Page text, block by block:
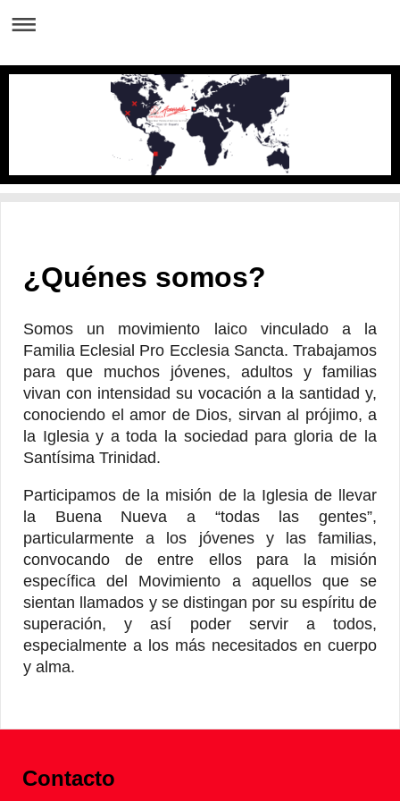
¿Quénes somos?
Somos un movimiento laico vinculado a la
Familia Eclesial Pro Ecclesia Sancta. Trabajamos
para que muchos jóvenes, adultos y familias
vivan con intensidad su vocación a la santidad y,
conociendo el amor de Dios, sirvan al prójimo, a
la Iglesia y a toda la sociedad para gloria de la
Santísima Trinidad.
Participamos de la misión de la Iglesia de llevar
la Buena Nueva a “todas las gentes”,
particularmente a los jóvenes y las familias,
convocando de entre ellos para la misión
específica del Movimiento a aquellos que se
sientan llamados y se distingan por su espíritu de
superación, y así poder servir a todos,
especialmente a los más necesitados en cuerpo
y alma.
Contacto